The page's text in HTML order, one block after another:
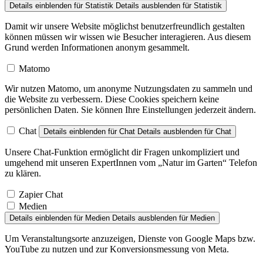
Details einblenden für Statistik Details ausblenden für Statistik
Damit wir unsere Website möglichst benutzerfreundlich gestalten
können müssen wir wissen wie Besucher interagieren. Aus diesem
Grund werden Informationen anonym gesammelt.
Matomo
Wir nutzen Matomo, um anonyme Nutzungsdaten zu sammeln und
die Website zu verbessern. Diese Cookies speichern keine
persönlichen Daten. Sie können Ihre Einstellungen jederzeit ändern.
Chat Details einblenden für Chat Details ausblenden für Chat
Unsere Chat-Funktion ermöglicht dir Fragen unkompliziert und
umgehend mit unseren ExpertInnen vom „Natur im Garten“ Telefon
zu klären.
Zapier Chat
Medien
Details einblenden für Medien Details ausblenden für Medien
Um Veranstaltungsorte anzuzeigen, Dienste von Google Maps bzw.
YouTube zu nutzen und zur Konversionsmessung von Meta.